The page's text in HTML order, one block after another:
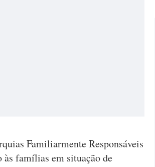
Familiarmente Responsáveis
às famílias em situação de